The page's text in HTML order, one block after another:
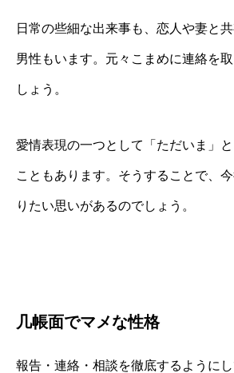
日常の些細な出来事も、恋人や妻と
男性もいます。元々こまめに連絡を
しょう。
愛情表現の一つとして「ただいま」
こともあります。そうすることで、
りたい思いがあるのでしょう。
几帳面でマメな性格
報告・連絡・相談を徹底するように